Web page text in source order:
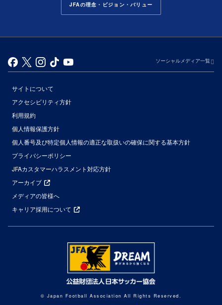
JFAの理念・ビジョン・バリュー
ソーシャルメディア一覧
サイトについて
アクセシビリティ方針
利用規約
個人情報保護方針
個人番号及び特定個人情報の適正な取扱いの確保に関する基本方針
プライバシーポリシー
JFAカスタマーハラスメント対応方針
アーカイブ
メディアの皆様へ
キャリア採用について
© Japan Football Association All Rights Reserved.